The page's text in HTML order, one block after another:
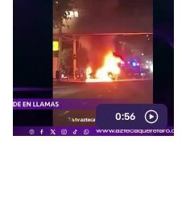
0:56